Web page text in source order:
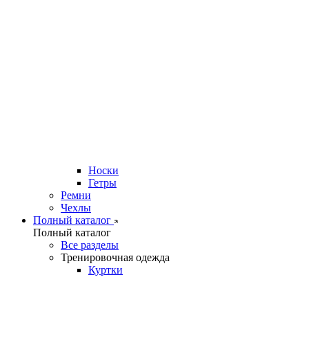
Носки
Гетры
Ремни
Чехлы
Полный каталог
Полный каталог
Все разделы
Тренировочная одежда
Куртки